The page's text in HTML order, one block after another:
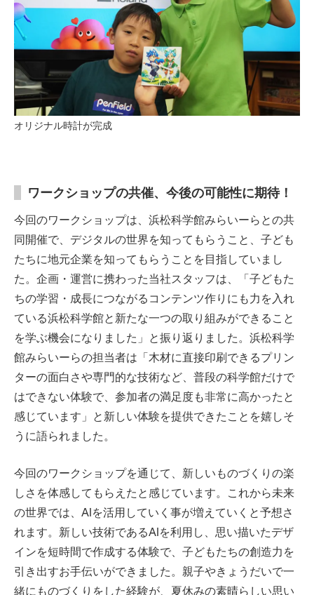
オリジナル時計が完成
ワークショップの共催、今後の可能性に期待！
今回のワークショップは、浜松科学館みらいーらとの共
同開催で、デジタルの世界を知ってもらうこと、子ども
たちに地元企業を知ってもらうことを目指していまし
た。企画・運営に携わった当社スタッフは、「子どもた
ちの学習・成長につながるコンテンツ作りにも力を入れ
ている浜松科学館と新たな一つの取り組みができること
を学ぶ機会になりました」と振り返りました。浜松科学
館みらいーらの担当者は「木材に直接印刷できるプリン
ターの面白さや専門的な技術など、普段の科学館だけで
はできない体験で、参加者の満足度も非常に高かったと
感じています」と新しい体験を提供できたことを嬉しそ
うに語られました。
今回のワークショップを通じて、新しいものづくりの楽
しさを体感してもらえたと感じています。これから未来
の世界では、AIを活用していく事が増えていくと予想さ
れます。新しい技術であるAIを利用し、思い描いたデザ
インを短時間で作成する体験で、子どもたちの創造力を
引き出すお手伝いができました。親子やきょうだいで一
緒にものづくりをした経験が、夏休みの素晴らしい思い